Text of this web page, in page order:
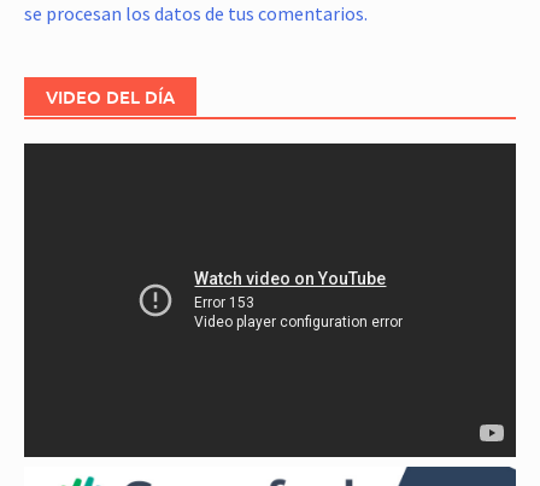
se procesan los datos de tus comentarios.
VIDEO DEL DÍA